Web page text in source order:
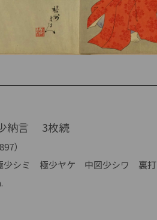
納言 3枚続
）
シミ 極少ヤケ 中図少シワ 裏打